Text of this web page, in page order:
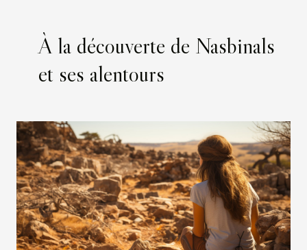
À la découverte de Nasbinals
et ses alentours